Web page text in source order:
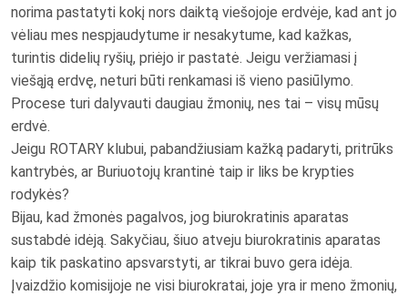
norima pastatyti kokį nors daiktą viešojoje erdvėje, kad ant jo
vėliau mes nespjaudytume ir nesakytume, kad kažkas,
turintis didelių ryšių, priėjo ir pastatė. Jeigu veržiamasi į
viešąją erdvę, neturi būti renkamasi iš vieno pasiūlymo.
Procese turi dalyvauti daugiau žmonių, nes tai – visų mūsų
erdvė.
Jeigu ROTARY klubui, pabandžiusiam kažką padaryti, pritrūks
kantrybės, ar Buriuotojų krantinė taip ir liks be krypties
rodykės?
Bijau, kad žmonės pagalvos, jog biurokratinis aparatas
sustabdė idėją. Sakyčiau, šiuo atveju biurokratinis aparatas
kaip tik paskatino apsvarstyti, ar tikrai buvo gera idėja.
Įvaizdžio komisijoje ne visi biurokratai, joje yra ir meno žmonių,